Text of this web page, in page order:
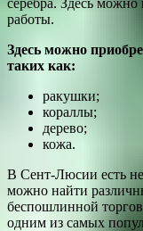
работы.
Здесь можно
таких как:
ракушки;
кораллы;
дерево;
кожа.
В Сент-Люсии есть
можно найти
беспошлинной
одним из самых